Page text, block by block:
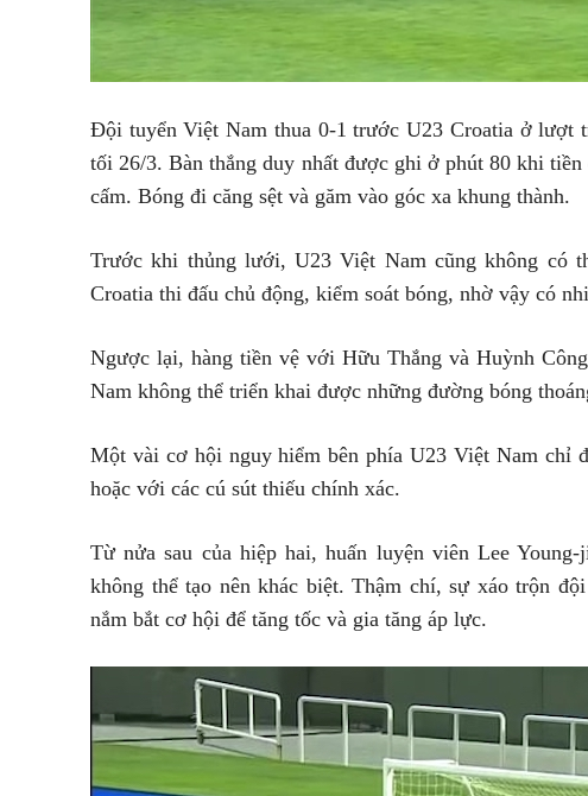
Đội tuyển Việt Nam thua 0-1 trước U23 Croatia ở lượt
tối 26/3. Bàn thắng duy nhất được ghi ở phút 80 khi
cấm. Bóng đi căng sệt và găm vào góc xa khung thành.
Trước khi thủng lưới, U23 Việt Nam cũng không có
Croatia thi đấu chủ động, kiểm soát bóng, nhờ vậy có
Ngược lại, hàng tiền vệ với Hữu Thắng và Huỳnh
Nam không thể triển khai được những đường bóng
Một vài cơ hội nguy hiểm bên phía U23 Việt Nam chỉ
hoặc với các cú sút thiếu chính xác.
Từ nửa sau của hiệp hai, huấn luyện viên Lee
không thể tạo nên khác biệt. Thậm chí, sự xáo trộn
nắm bắt cơ hội để tăng tốc và gia tăng áp lực.